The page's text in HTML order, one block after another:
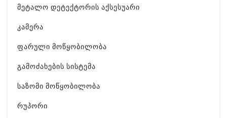
მეტალო დეტექტორის აქსესუარი
კამერა
ფარული მოწყობილობა
გამოძახების სისტემა
საზომი მოწყობილობა
რუპორი